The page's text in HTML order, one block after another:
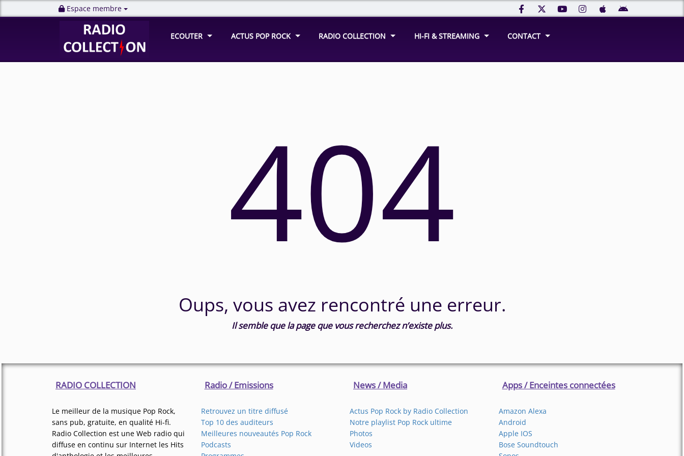
Espace membre
ECOUTER ACTUS POP ROCK RADIO COLLECTION HI-FI & STREAMING CONTACT
404
Oups, vous avez rencontré une erreur.
Il semble que la page que vous recherchez n’existe plus.
RADIO COLLECTION
Le meilleur de la musique Pop Rock,
sans pub, gratuite, en qualité Hi-fi.
Radio Collection est une Web radio qui
diffuse en continu sur Internet les Hits
Radio / Emissions
Retrouvez un titre diffusé
Top 10 des auditeurs
Meilleures nouveautés Pop Rock
Podcasts
News / Media
Actus Pop Rock by Radio Collection
Notre playlist Pop Rock ultime
Photos
Videos
Apps / Enceintes connectées
Amazon Alexa
Android
Apple IOS
Bose Soundtouch